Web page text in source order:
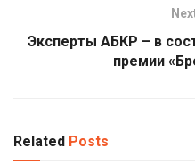
Эксперты АБКР – в
премии
Related Posts